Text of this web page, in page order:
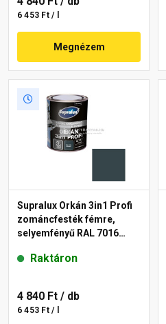
6 453 Ft / l
Megnézem
Supralux Orkán 3in1 Profi
zománcfesték fémre,
selyemfényű RAL 7016
Raktáron
4 840 Ft / db
6 453 Ft / l